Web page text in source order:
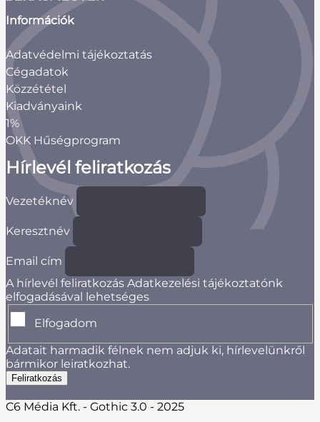
Információk
Adatvédelmi tájékoztatás
Cégadatok
Közzététel
Kiadványaink
1%
OKK Hűségprogram
Hírlevél feliratkozás
Vezetéknév
Keresztnév
Email cím
A hírlevél feliratkozás Adatkezelési tájékoztatónk
elfogadásával lehetséges
Elfogadom
Adatait harmadik félnek nem adjuk ki, hírlevelünkről
bármikor leiratkozhat.
C6 Média Kft. - Gothic 3.0 - 2025